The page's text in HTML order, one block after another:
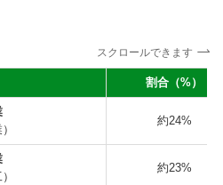
スクロールできます
割合（%）
約24%
約23%